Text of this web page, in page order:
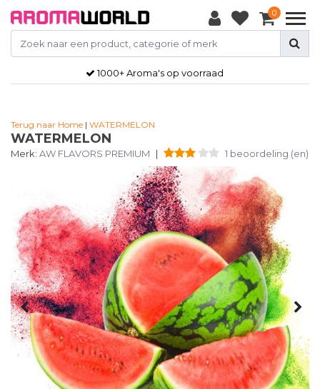
0
1000+ Aroma's op voorraad
Terug naar Home | WATERMELON
WATERMELON
Merk: AW FLAVORS PREMIUM | 1 beoordeling (en)